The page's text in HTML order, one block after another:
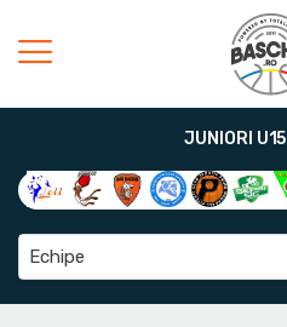
JUNIORI
Echipe